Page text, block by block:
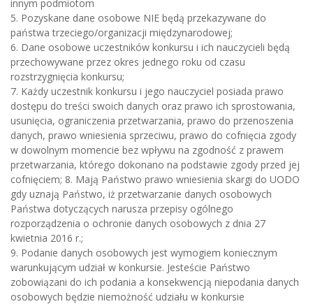
innym podmiotom
5. Pozyskane dane osobowe NIE będą przekazywane do
państwa trzeciego/organizacji międzynarodowej;
6. Dane osobowe uczestników konkursu i ich nauczycieli będą
przechowywane przez okres jednego roku od czasu
rozstrzygnięcia konkursu;
7. Każdy uczestnik konkursu i jego nauczyciel posiada prawo
dostępu do treści swoich danych oraz prawo ich sprostowania,
usunięcia, ograniczenia przetwarzania, prawo do przenoszenia
danych, prawo wniesienia sprzeciwu, prawo do cofnięcia zgody
w dowolnym momencie bez wpływu na zgodność z prawem
przetwarzania, którego dokonano na podstawie zgody przed jej
cofnięciem; 8. Mają Państwo prawo wniesienia skargi do UODO
gdy uznają Państwo, iż przetwarzanie danych osobowych
Państwa dotyczących narusza przepisy ogólnego
rozporządzenia o ochronie danych osobowych z dnia 27
kwietnia 2016 r.;
9. Podanie danych osobowych jest wymogiem koniecznym
warunkującym udział w konkursie. Jesteście Państwo
zobowiązani do ich podania a konsekwencją niepodania danych
osobowych będzie niemożność udziału w konkursie